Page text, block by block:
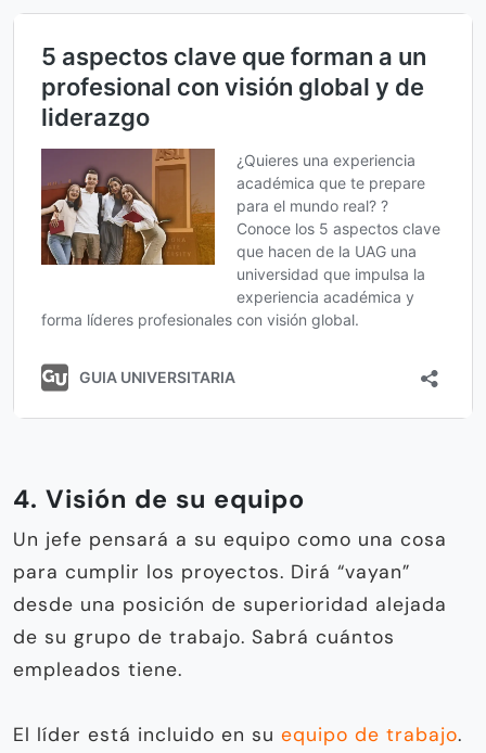
4. Visión de su equipo
Un jefe pensará a su equipo como una cosa
para cumplir los proyectos. Dirá “vayan”
desde una posición de superioridad alejada
de su grupo de trabajo. Sabrá cuántos
empleados tiene.
El líder está incluido en su equipo de trabajo.